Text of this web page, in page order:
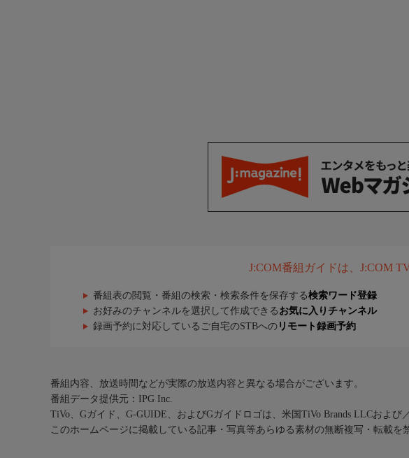
J:COM番組ガイドは、J:COM
番組表の閲覧・番組の検索・検索条件を保存する検索ワード登録
お好みのチャンネルを選択して作成できる お気に入りチャンネル
録画予約に対応しているご自宅のSTBへの リモート録画予約
番組内容、放送時間などが実際の放送内容と異なる場合がございます。
番組データ提供元：IPG Inc.
TiVo、Gガイド、G-GUIDE、およびGガイドロゴは、米国TiVo Brands LLCおよ
このホームページに掲載している記事・写真等あらゆる素材の無断複写・転載を